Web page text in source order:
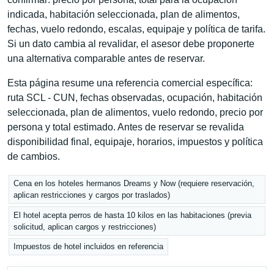
indicada, habitación seleccionada, plan de alimentos,
fechas, vuelo redondo, escalas, equipaje y política de tarifa.
Si un dato cambia al revalidar, el asesor debe proponerte
una alternativa comparable antes de reservar.
Esta página resume una referencia comercial específica:
ruta SCL - CUN, fechas observadas, ocupación, habitación
seleccionada, plan de alimentos, vuelo redondo, precio por
persona y total estimado. Antes de reservar se revalida
disponibilidad final, equipaje, horarios, impuestos y política
de cambios.
Cena en los hoteles hermanos Dreams y Now (requiere reservación,
aplican restricciones y cargos por traslados)
El hotel acepta perros de hasta 10 kilos en las habitaciones (previa
solicitud, aplican cargos y restricciones)
Impuestos de hotel incluidos en referencia